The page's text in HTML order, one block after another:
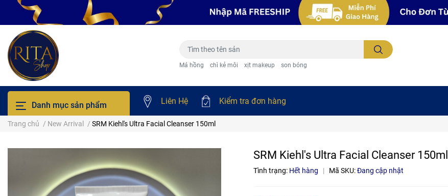
Má hồng chì kẻ môi xịt makeup son bóng
Danh mục sản phẩm Liên Hệ Kiểm tra đơn hàng
Trang chủ / New Arrival / SRM Kiehl's Ultra Facial Cleanser 150ml
SRM Kiehl's Ultra Facial Cleanser 150ml
Tình trạng: Hết hàng | Mã SKU:Đang cập nhật